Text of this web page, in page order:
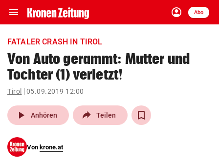
menu Navigation
ein-/ausklappen
account_circle
Anmelden
Abo
close Schließen
account_circle Anmelden
pin_drop
Wien arrow_right
FATALER CRASH IN TIROL
Von Auto gerammt: Mutter und
Tochter (1) verletzt!
Tirol 05.09.2019 12:00
play_arrow Anhören Teilen
Von krone.at